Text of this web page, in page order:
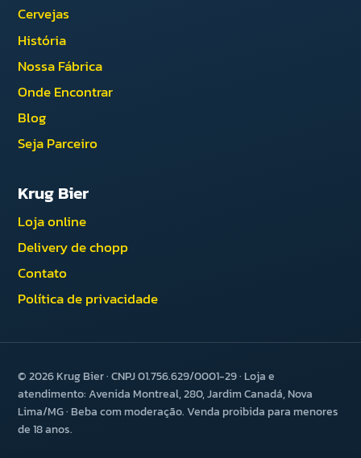
Cervejas
História
Nossa Fábrica
Onde Encontrar
Blog
Seja Parceiro
Krug Bier
Loja online
Delivery de chopp
Contato
Política de privacidade
© 2026 Krug Bier · CNPJ 01.756.629/0001-29 · Loja e
atendimento: Avenida Montreal, 280, Jardim Canadá, Nova
Lima/MG · Beba com moderação. Venda proibida para menores
de 18 anos.